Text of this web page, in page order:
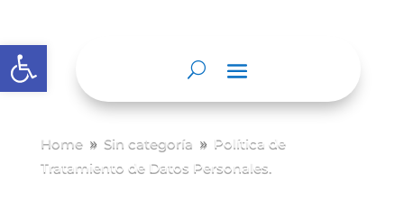
Abrir barra de herramientas
Home 9 Sin categoría 9 Política de
Tratamiento de Datos Personales.